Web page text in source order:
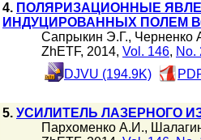
4. ПОЛЯРИЗАЦИОННЫЕ
ИНДУЦИРОВАННЫХ ПОЛЕМ
Сапрыкин Э.Г., Черненко
ZhETF, 2014, Vol. 146, No.
DJVU (194.9K)
5. УСИЛИТЕЛЬ ЛАЗЕРНОГО
Пархоменко А.И.,